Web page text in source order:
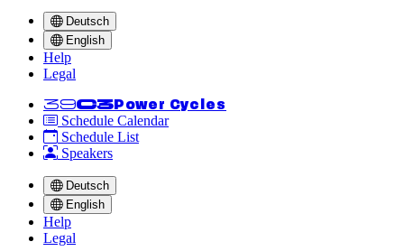
Deutsch
English
Help
Legal
<<39C3 Power Cycles
Schedule Calendar
Schedule List
Speakers
Deutsch
English
Help
Legal